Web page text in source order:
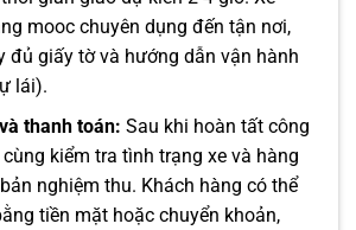
mooc chuyên dụng đến tận nơi,
đủ giấy tờ và hướng dẫn vận hành
lái).
thanh toán: Sau khi hoàn tất công
kiểm tra tình trạng xe và hàng
nghiệm thu. Khách hàng có thể
tiền mặt hoặc chuyển khoản,